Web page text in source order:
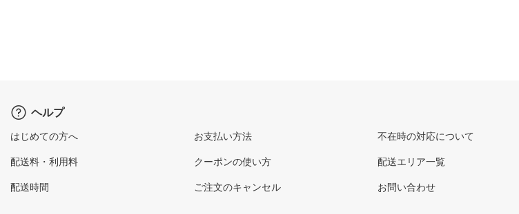
ヘルプ
はじめての方へ
配送料・利用料
配送時間
お支払い方法
クーポンの使い方
ご注文のキャンセル
不在時の対応について
配送エリア一覧
お問い合わせ